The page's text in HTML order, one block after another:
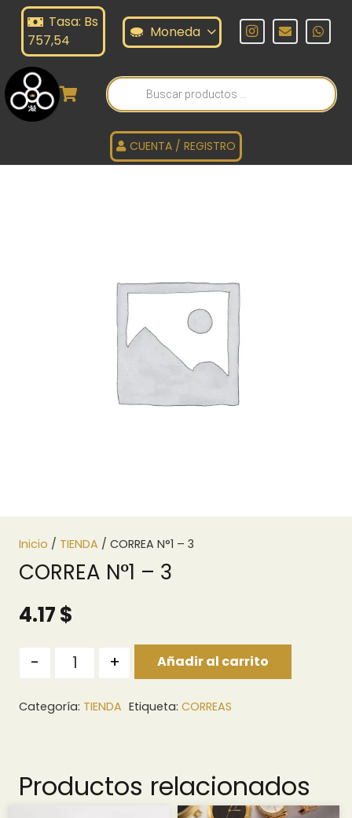
Tasa: Bs
757,54
Moneda
Búsqueda
de
productos
CUENTA / REGISTRO
Inicio / TIENDA / CORREA N°1 – 3
CORREA N°1 – 3
4.17$
- + Añadir al carrito
Categoría: TIENDA Etiqueta: CORREAS
Productos relacionados